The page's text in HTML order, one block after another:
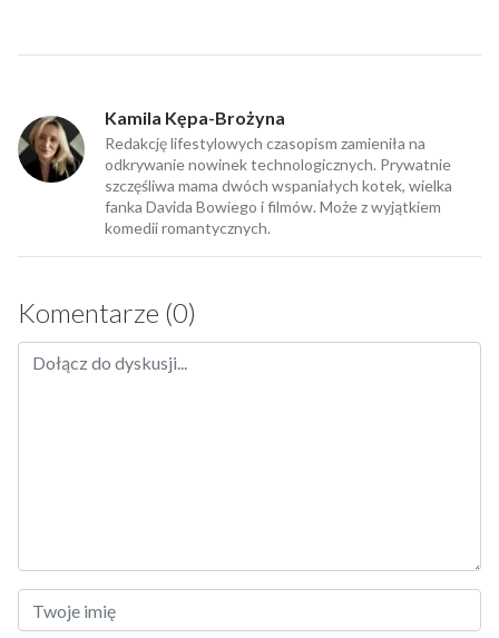
Kamila Kępa-Brożyna
Redakcję lifestylowych czasopism zamieniła na
odkrywanie nowinek technologicznych. Prywatnie
szczęśliwa mama dwóch wspaniałych kotek, wielka
fanka Davida Bowiego i filmów. Może z wyjątkiem
komedii romantycznych.
Komentarze (0)